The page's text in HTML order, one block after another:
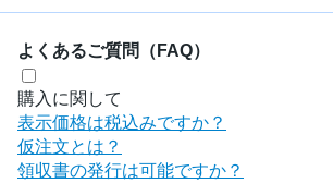
よくあるご質問（FAQ）
購入に関して
表示価格は税込みですか？
仮注文とは？
領収書の発行は可能ですか？